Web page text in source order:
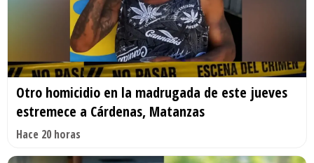
Otro homicidio en la madrugada de este jueves
estremece a Cárdenas, Matanzas
Hace 20 horas